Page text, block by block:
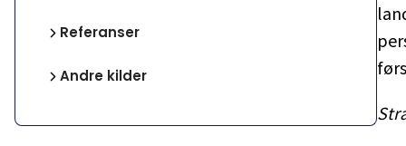
Referanser
Andre kilder